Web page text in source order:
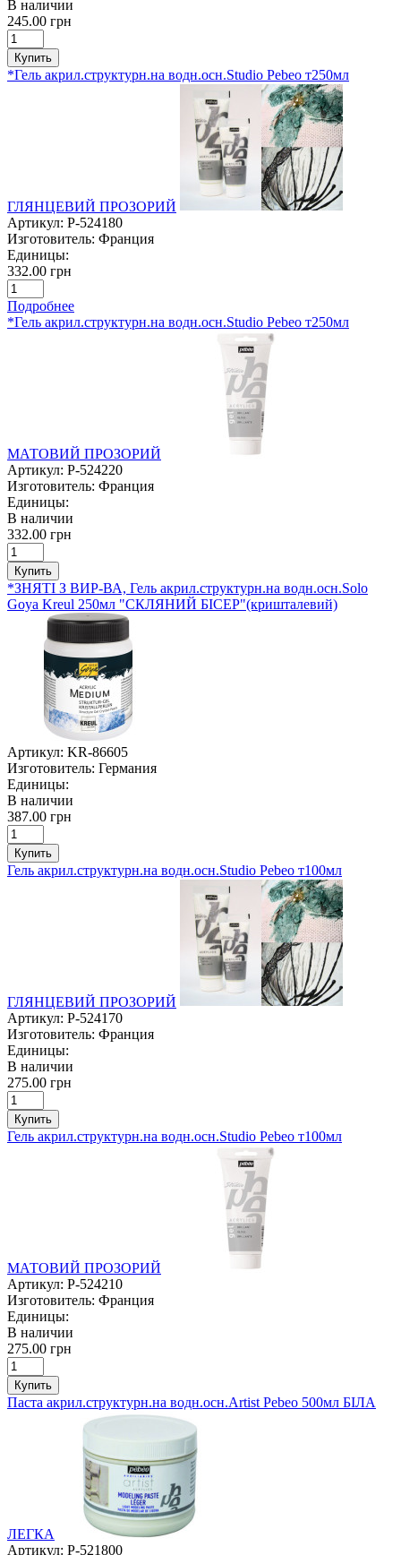
В наличии
245.00 грн
Купить
*Гель акрил.структурн.на водн.осн.Studio Pebeo т250мл
ГЛЯНЦЕВИЙ ПРОЗОРИЙ
Артикул: P-524180
Изготовитель: Франция
Единицы:
332.00 грн
Подробнее
*Гель акрил.структурн.на водн.осн.Studio Pebeo т250мл
МАТОВИЙ ПРОЗОРИЙ
Артикул: P-524220
Изготовитель: Франция
Единицы:
В наличии
332.00 грн
Купить
*ЗНЯТІ З ВИР-ВА, Гель акрил.структурн.на водн.осн.Solo
Goya Kreul 250мл "СКЛЯНИЙ БІСЕР"(кришталевий)
Артикул: KR-86605
Изготовитель: Германия
Единицы:
В наличии
387.00 грн
Купить
Гель акрил.структурн.на водн.осн.Studio Pebeo т100мл
ГЛЯНЦЕВИЙ ПРОЗОРИЙ
Артикул: P-524170
Изготовитель: Франция
Единицы:
В наличии
275.00 грн
Купить
Гель акрил.структурн.на водн.осн.Studio Pebeo т100мл
МАТОВИЙ ПРОЗОРИЙ
Артикул: P-524210
Изготовитель: Франция
Единицы:
В наличии
275.00 грн
Купить
Паста акрил.структурн.на водн.осн.Artist Pebeo 500мл БІЛА
ЛЕГКА
Артикул: P-521800